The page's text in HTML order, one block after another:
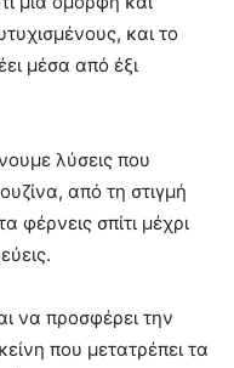
και το
μέσα από έξι
λύσεις που
από τη στιγμή
φέρνεις σπίτι μέχρι
να προσφέρει την
που μετατρέπει τα